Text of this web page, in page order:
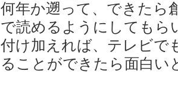
何年か遡って、できたら
で読めるようにしてもら
付け加えれば、テレビで
ることができたら面白い